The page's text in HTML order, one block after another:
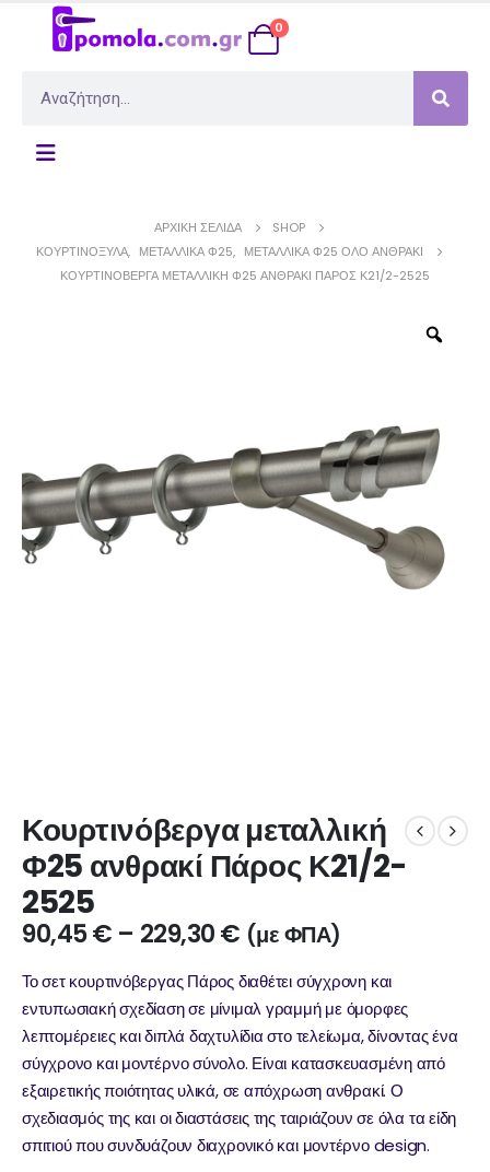
0
ΑΡΧΙΚΉ ΣΕΛΊΔΑ
SHOP
ΚΟΥΡΤΙΝΌΞΥΛΑ, ΜΕΤΑΛΛΙΚΆ Φ25, ΜΕΤΑΛΛΙΚΆ Φ25 ΟΛΟ ΑΝΘΡΑΚΊ
ΚΟΥΡΤΙΝΌΒΕΡΓΑ ΜΕΤΑΛΛΙΚΉ Φ25 ΑΝΘΡΑΚΊ ΠΆΡΟΣ Κ21/2-2525
Κουρτινόβεργα μεταλλική
Φ25 ανθρακί Πάρος Κ21/2-
2525
90,45€ – 229,30€ (με ΦΠΑ)
Το σετ κουρτινόβεργας Πάρος διαθέτει σύγχρονη και
εντυπωσιακή σχεδίαση σε μίνιμαλ γραμμή με όμορφες
λεπτομέρειες και διπλά δαχτυλίδια στο τελείωμα, δίνοντας ένα
σύγχρονο και μοντέρνο σύνολο. Είναι κατασκευασμένη από
εξαιρετικής ποιότητας υλικά, σε απόχρωση ανθρακί. Ο
σχεδιασμός της και οι διαστάσεις της ταιριάζουν σε όλα τα είδη
σπιτιού που συνδυάζουν διαχρονικό και μοντέρνο design.